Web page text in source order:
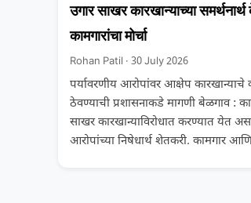
उगार साखर कारखान्याच्या
कामगारांचा मोर्चा
Rohan Patil · 30 July 2026
पर्यावरणीय आरोपांवर आक्षेप
ठेवण्याची प्रशासनाकडे मागणी बेळगाव :
साखर कारखान्याविरोधात करण्यात येत
आरोपांच्या निषेधार्थ शेतकरी, कामगार